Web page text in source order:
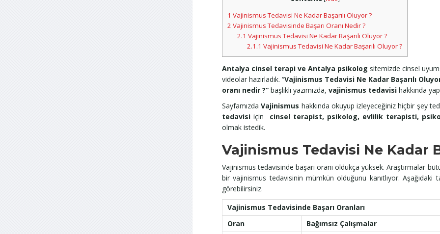
1 Vajinismus Tedavisi Ne Kadar Başarılı Oluyor ?
2 Vajinismus Tedavisinde Başarı Oranı Nedir ?
2.1 Vajinismus Tedavisi Ne Kadar Başarılı Oluyor ?
2.1.1 Vajinismus Tedavisi Ne Kadar Başarılı Oluyor ?
Antalya cinsel terapi ve Antalya psikolog sitemizde cinsel
videolar hazırladık. “Vajinismus Tedavisi Ne Kadar Başarılı
oranı nedir ?” başlıklı yazımızda, vajinismus tedavisi hakkında
Sayfamızda Vajinismus hakkında okuyup izleyeceğiniz hiçbir şey
tedavisi için
cinsel terapist, psikolog, evlilik terapisti,
olmak istedik.
Vajinismus Tedavisi Ne Kadar
Vajinismus tedavisinde başarı oranı oldukça yüksek. Araştırmalar
bir vajinismus tedavisinin mümkün olduğunu kanıtlıyor. Aşağıdaki
görebilirsiniz.
Vajinismus Tedavisinde Başarı Oranları
Oran
Bağımsız Çalışmalar